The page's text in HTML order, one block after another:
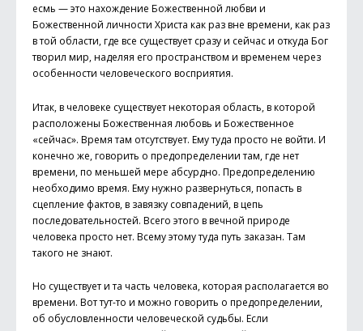
есмь — это нахождение Божественной любви и
Божественной личности Христа как раз вне времени, как раз
в той области, где все существует сразу и сейчас и откуда Бог
творил мир, наделяя его пространством и временем через
особенности человеческого восприятия.
Итак, в человеке существует некоторая область, в которой
расположены Божественная любовь и Божественное
«сейчас». Время там отсутствует. Ему туда просто не войти. И
конечно же, говорить о предопределении там, где нет
времени, по меньшей мере абсурдно. Предопределению
необходимо время. Ему нужно развернуться, попасть в
сцепление фактов, в завязку совпадений, в цепь
последовательностей. Всего этого в вечной природе
человека просто нет. Всему этому туда путь заказан. Там
такого не знают.
Но существует и та часть человека, которая располагается во
времени. Вот тут-то и можно говорить о предопределении,
об обусловленности человеческой судьбы. Если